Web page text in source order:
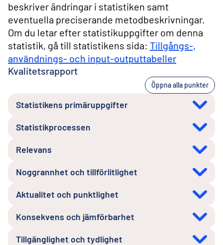
beskriver ändringar i statistiken samt
eventuella preciserande metodbeskrivningar.
Om du letar efter statistikuppgifter om denna
statistik, gå till statistikens sida: Tillgångs-,
användnings- och input-outputtabeller
Kvalitetsrapport
Öppna alla punkter
Statistikens primäruppgifter
Statistikprocessen
Relevans
Noggrannhet och tillförlitlighet
Aktualitet och punktlighet
Konsekvens och jämförbarhet
Tillgänglighet och tydlighet